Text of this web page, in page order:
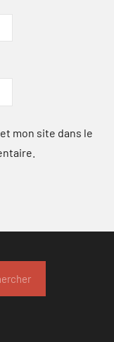
mon site dans le